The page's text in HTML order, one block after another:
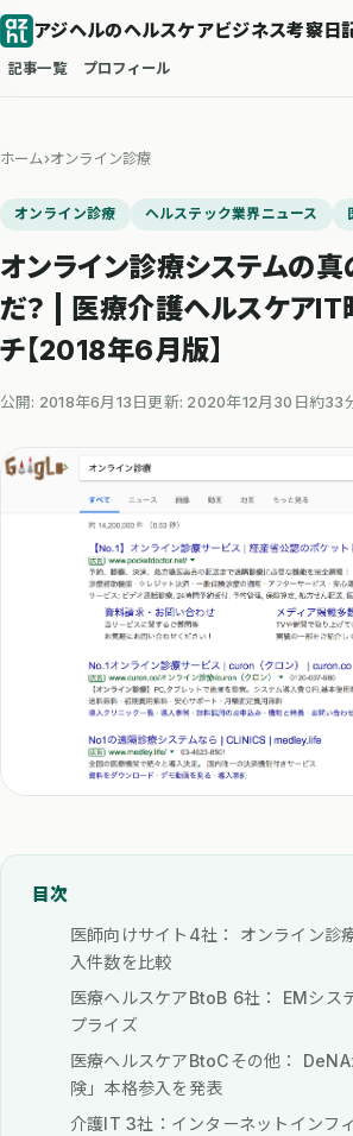
アジヘルのヘルスケアビジネス考察日
記事一覧 プロフィール
ホーム›オンライン診療
オンライン診療 ヘルステック業界ニュース
オンライン診療システムの真
だ？ | 医療介護ヘルスケアIT
チ【2018年6月版】
公開: 2018年6月13日 更新: 2020年12月30日 約33
目次
医師向けサイト4社： オンライン診
入件数を比較
医療ヘルスケアBtoB 6社： EMシス
プライズ
医療ヘルスケアBtoCその他：
険」本格参入を発表
介護IT 3社：インターネットインフ